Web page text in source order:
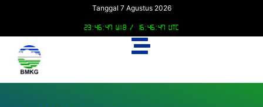
Tanggal 7 Agustus 2026
23:46:48 WIB / 16:46:48 UTC